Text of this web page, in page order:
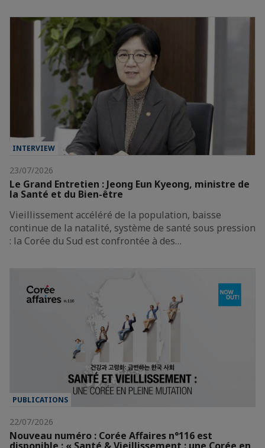
INTERVIEW
23/07/2026
Le Grand Entretien : Jeong Eun Kyeong, ministre de
la Santé et du Bien-être
Vieillissement accéléré de la population, baisse
continue de la natalité, système de santé sous pression
: la Corée du Sud est confrontée à des…
PUBLICATIONS
22/07/2026
Nouveau numéro : Corée Affaires n°116 est